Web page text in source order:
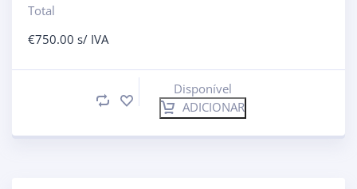
Total
€750.00 s/ IVA
Disponível
ADICIONAR